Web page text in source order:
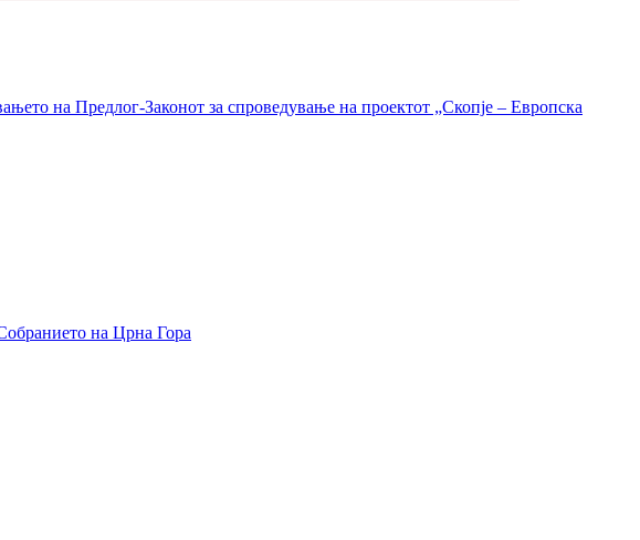
на Предлог-Законот за спроведување на проектот „Скопје – Европска
на Црна Гора